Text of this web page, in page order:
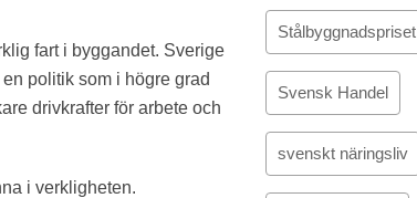
fart i byggandet. Sverige
politik som i högre grad
drivkrafter för arbete och
i verkligheten.
Stålbyggnadspriset
Svensk Handel
svenskt näringsliv